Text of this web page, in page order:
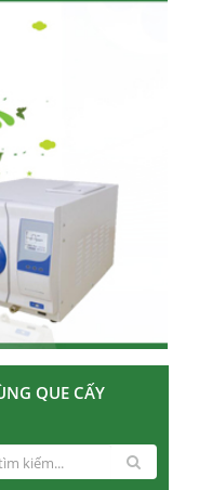
QUE CẤY